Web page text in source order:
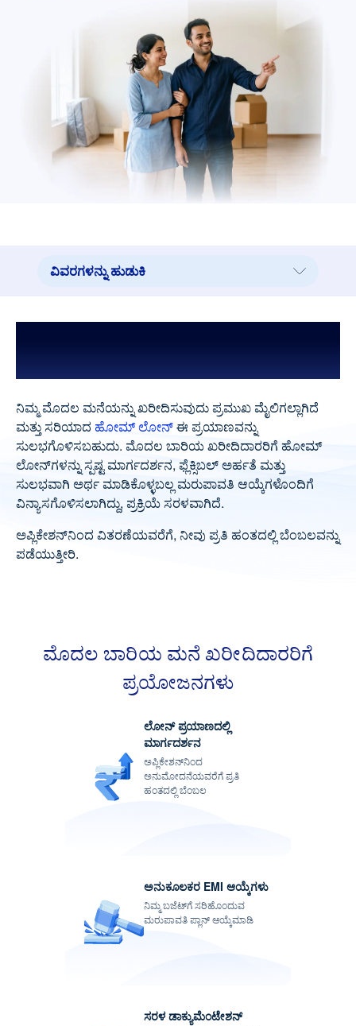
ವಿವರಗಳನ್ನು ಹುಡುಕಿ
ಅಗತ್ಯ ಡಾಕ್ಯುಮೆಂಟ್‌ಗಳು
ಕ್ಯಾಲ್ಕುಲೇಟರ್‌ಗಳು
ವಿಶೇಷ ಫೀಚರ್‌ಗಳು ಮತ್ತು ಆಫರ್‌ಗಳು
ಲೋನ್‌ಗೆ ಸರಳ ಹಂತಗಳು
FAQ ಗಳು
ನಿಮಗಾಗಿ ಸರಿಯಾದ ಲೋನ್
ಬೆಂಬಲ
ನಿಮ್ಮ ಮೊದಲ ಮನೆಯನ್ನು ಖರೀದಿಸುವುದು ಪ್ರಮುಖ ಮೈಲಿಗಲ್ಲಾಗಿದೆ
ಮತ್ತು ಸರಿಯಾದ ಹೋಮ್ ಲೋನ್ಈ ಪ್ರಯಾಣವನ್ನು
ಸುಲಭಗೊಳಿಸಬಹುದು. ಮೊದಲ ಬಾರಿಯ ಖರೀದಿದಾರರಿಗೆ ಹೋಮ್
ಲೋನ್‌ಗಳನ್ನು ಸ್ಪಷ್ಟ ಮಾರ್ಗದರ್ಶನ, ಫ್ಲೆಕ್ಸಿಬಲ್ ಅರ್ಹತೆ ಮತ್ತು
ಸುಲಭವಾಗಿ ಅರ್ಥ ಮಾಡಿಕೊಳ್ಳಬಲ್ಲ ಮರುಪಾವತಿ ಆಯ್ಕೆಗಳೊಂದಿಗೆ
ವಿನ್ಯಾಸಗೊಳಿಸಲಾಗಿದ್ದು, ಪ್ರಕ್ರಿಯೆ ಸರಳವಾಗಿದೆ.
ಅಪ್ಲಿಕೇಶನ್‌ನಿಂದ ವಿತರಣೆಯವರೆಗೆ, ನೀವು ಪ್ರತಿ ಹಂತದಲ್ಲಿ ಬೆಂಬಲವನ್ನು
ಪಡೆಯುತ್ತೀರಿ.
ಮೊದಲ ಬಾರಿಯ ಮನೆ ಖರೀದಿದಾರರಿಗೆ
ಪ್ರಯೋಜನಗಳು
ಲೋನ್ ಪ್ರಯಾಣದಲ್ಲಿ
ಮಾರ್ಗದರ್ಶನ
ಅಪ್ಲಿಕೇಶನ್‌ನಿಂದ
ಅನುಮೋದನೆಯವರೆಗೆ ಪ್ರತಿ
ಹಂತದಲ್ಲಿ ಬೆಂಬಲ
ಅನುಕೂಲಕರ EMI ಆಯ್ಕೆಗಳು
ನಿಮ್ಮ ಬಜೆಟ್‌ಗೆ ಸರಿಹೊಂದುವ
ಮರುಪಾವತಿ ಪ್ಲಾನ್ ಆಯ್ಕೆಮಾಡಿ
ಸರಳ ಡಾಕ್ಯುಮೆಂಟೇಶನ್